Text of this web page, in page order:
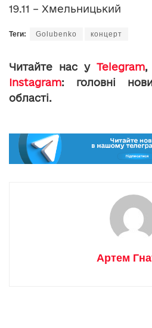
19.11 – Хмельницький
Теги: Golubenko концерт
Читайте нас у Telegram,
Instagram: головні
області.
Артем